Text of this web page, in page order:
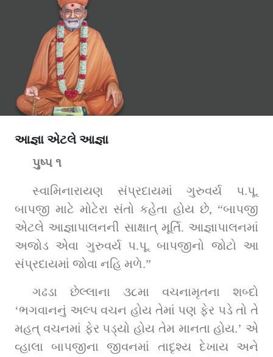
આજ્ઞા એટલે આજ્ઞા
પુષ્પ ૧
સ્વામિનારાયણ સંપ્રદાયમાં ગુરુવર્ય પ.પૂ.
બાપજી માટે મોટેરા સંતો કહેતા હોય છે, “બાપજી
એટલે આજ્ઞાપાલનની સાક્ષાત્‌ મૂર્તિ. આજ્ઞાપાલનમાં
અજોડ એવા ગુરુવર્ય પ.પૂ. બાપજીનો જોટો આ
સંપ્રદાયમાં જોવા નહિ મળે.”
ગઢડા છેલ્લાના ૩૮મા વચનામૃતના શબ્દો
‘ભગવાનનું અલ્પ વચન હોય તેમાં પણ ફેર પડે તો તે
મહત્‌ વચનમાં ફેર પડ્યો હોય તેમ માનતા હોય.’ એ
વ્હાલા બાપજીના જીવનમાં તાદૃશ્ય દેખાય અને